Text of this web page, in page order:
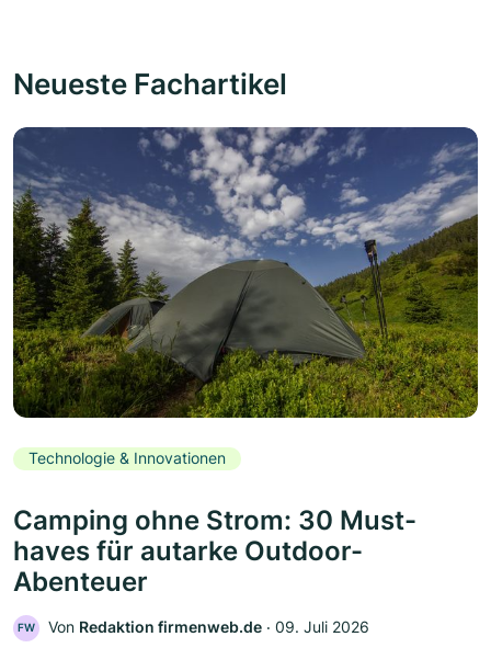
Neueste Fachartikel
Technologie & Innovationen
Camping ohne Strom: 30 Must-
haves für autarke Outdoor-
Abenteuer
FW Von Redaktion firmenweb.de ‧ 09. Juli 2026